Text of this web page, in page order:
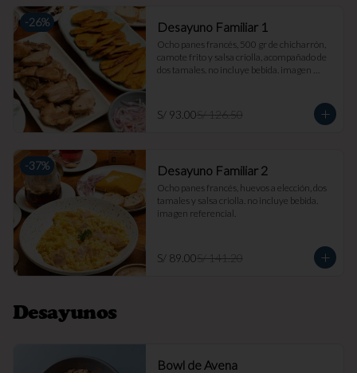
-26% Desayuno Familiar 1
Ocho panes francés, 500 gr de chicharrón,
camote frito y salsa criolla, acompañado de
dos tamales. no incluye bebida. imagen
S/ 93.00S/ 126.50
-37% Desayuno Familiar 2
Ocho panes francés, huevos a elección, dos
tamales y salsa criolla. no incluye bebida.
imagen referencial.
S/ 89.00S/ 141.20
Desayunos
Bowl de Avena